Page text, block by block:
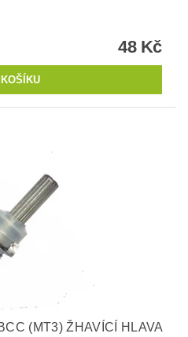
48 Kč
(MT3) ŽHAVÍCÍ HLAVA